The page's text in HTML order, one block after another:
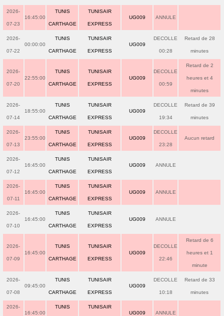
2026-
07-23
16:45:00
TUNIS
CARTHAGE
TUNISAIR
EXPRESS
UG009 ANNULE
2026-
07-22
00:00:00
TUNIS
CARTHAGE
TUNISAIR
EXPRESS
UG009
DECOLLE
00:28
Retard de 28
minutes
2026-
07-20
22:55:00
TUNIS
CARTHAGE
TUNISAIR
EXPRESS
UG009
DECOLLE
00:59
Retard de 2
heures et 4
minutes
2026-
07-14
18:55:00
TUNIS
CARTHAGE
TUNISAIR
EXPRESS
UG009
DECOLLE
19:34
Retard de 39
minutes
2026-
07-13
23:55:00
TUNIS
CARTHAGE
TUNISAIR
EXPRESS
UG009
DECOLLE
23:28
Aucun retard
2026-
07-12
16:45:00
TUNIS
CARTHAGE
TUNISAIR
EXPRESS
UG009 ANNULE
2026-
07-11
16:45:00
TUNIS
CARTHAGE
TUNISAIR
EXPRESS
UG009 ANNULE
2026-
07-10
16:45:00
TUNIS
CARTHAGE
TUNISAIR
EXPRESS
UG009 ANNULE
2026-
07-09
16:45:00
TUNIS
CARTHAGE
TUNISAIR
EXPRESS
UG009
DECOLLE
22:46
Retard de 6
heures et 1
minute
2026-
07-08
09:45:00
TUNIS
CARTHAGE
TUNISAIR
EXPRESS
UG009
DECOLLE
10:18
Retard de 33
minutes
2026-
16:45:00
TUNIS TUNISAIR
UG009 ANNULE